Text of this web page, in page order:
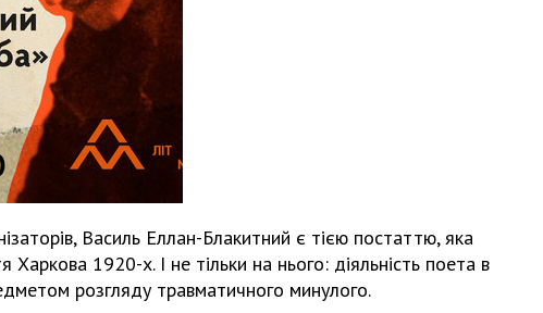
Василь Еллан-Блакитний є тією постаттю, яка
1920-х. І не тільки на нього: діяльність поета в
розгляду травматичного минулого.